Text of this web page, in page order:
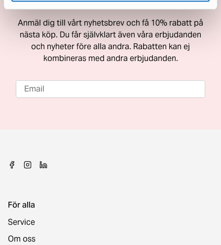
Anmäl dig till vårt nyhetsbrev och få 10% rabatt på
nästa köp. Du får självklart även våra erbjudanden
och nyheter före alla andra. Rabatten kan ej
kombineras med andra erbjudanden.
För alla
Service
Om oss